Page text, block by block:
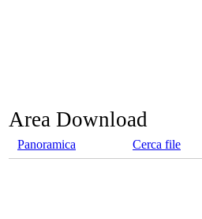
Area Download
Panoramica Cerca file